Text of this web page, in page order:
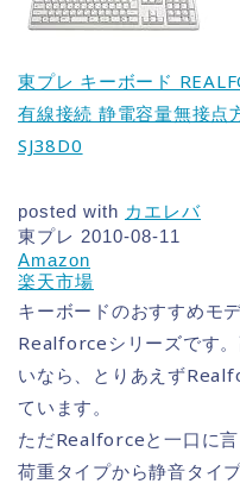
東プレ キーボード
有線接続 静電容量無接点
SJ38D0
posted with カエレバ
東プレ 2010-08-11
Amazon
楽天市場
キーボードのおすすめモ
Realforceシリーズです
いなら、とりあえず
ています。
ただRealforceと一口に
荷重タイプから静音タイ